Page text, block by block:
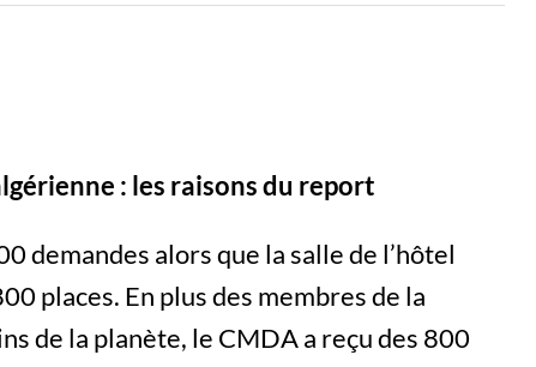
: les raisons du report
demandes alors que la salle de l’hôtel
places. En plus des membres de la
de la planète, le CMDA a reçu des 800